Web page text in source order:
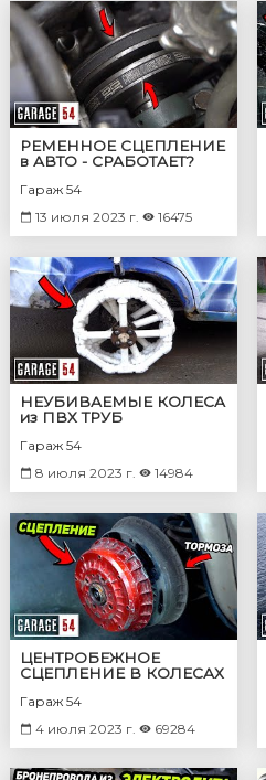
РЕМЕННОЕ СЦЕПЛЕНИЕ
в АВТО - СРАБОТАЕТ?
Гараж 54
13 июля 2023 г.
16475
НЕУБИВАЕМЫЕ КОЛЕСА
из ПВХ ТРУБ
Гараж 54
8 июля 2023 г.
14984
ЦЕНТРОБЕЖНОЕ
СЦЕПЛЕНИЕ В КОЛЕСАХ
Гараж 54
4 июля 2023 г.
69284